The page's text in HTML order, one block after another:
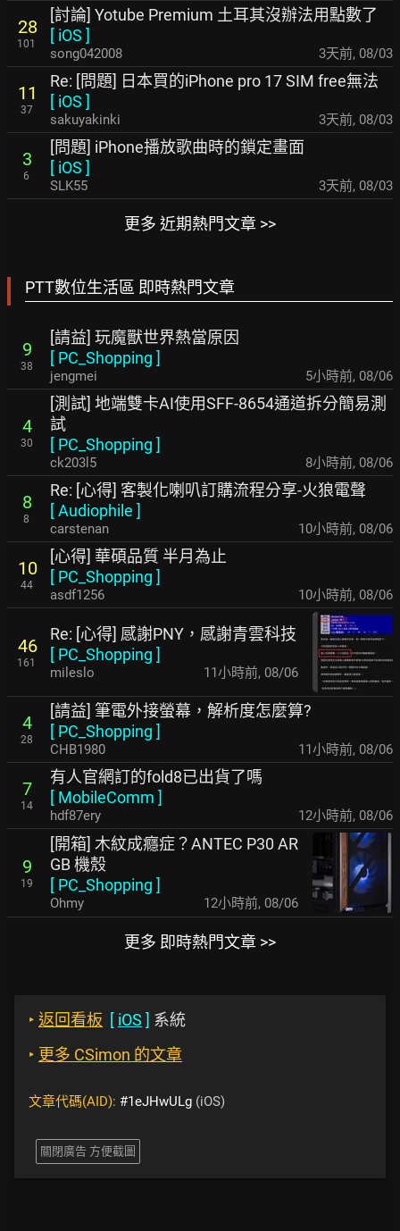
28
101
[討論] Yotube Premium 土耳其沒辦法用點數了
[ iOS ]
song042008 3天前, 08/03
11
37
Re: [問題] 日本買的iPhone pro 17 SIM free無法
[ iOS ]
sakuyakinki 3天前, 08/03
3
6
[問題] iPhone播放歌曲時的鎖定畫面
[ iOS ]
SLK55 3天前, 08/03
更多 近期熱門文章 >>
PTT數位生活區 即時熱門文章
9
38
[請益] 玩魔獸世界熱當原因
[ PC_Shopping ]
jengmei 5小時前, 08/06
4
30
[測試] 地端雙卡AI使用SFF-8654通道拆分簡易測
試
[ PC_Shopping ]
ck203l5 8小時前, 08/06
8
8
Re: [心得] 客製化喇叭訂購流程分享-火狼電聲
[Audiophile ]
carstenan 10小時前, 08/06
10
44
[心得] 華碩品質 半月為止
[ PC_Shopping ]
asdf1256 10小時前, 08/06
46
161
Re: [心得] 感謝PNY，感謝青雲科技
[ PC_Shopping ]
mileslo 11小時前, 08/06
4
28
[請益] 筆電外接螢幕，解析度怎麼算?
[ PC_Shopping ]
CHB1980 11小時前, 08/06
7
14
有人官網訂的fold8已出貨了嗎
[ MobileComm ]
hdf87ery 12小時前, 08/06
9
19
[開箱] 木紋成癮症？ANTEC P30 AR
GB 機殼
[ PC_Shopping ]
Ohmy 12小時前, 08/06
更多 即時熱門文章 >>
‣ 返回看板 [ iOS ] 系統
‣ 更多 CSimon 的文章
文章代碼(AID): #1eJHwULg (iOS)
關閉廣告 方便截圖